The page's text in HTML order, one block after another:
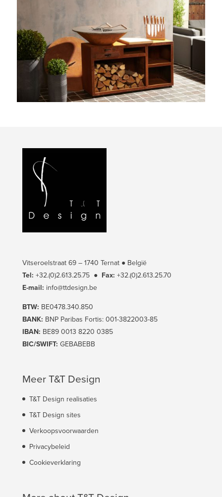
Vitseroelstraat 69 – 1740 Ternat ● België
Tel: +32.(0)2.613.25.75● Fax: +32.(0)2.613.25.70
E-mail: info@ttdesign.be
BTW: BE0478.340.850
BANK: BNP Paribas Fortis: 001-3822003-85
IBAN: BE89 0013 8220 0385
BIC/SWIFT: GEBABEBB
Meer T&T Design
T&T Design realisaties
T&T Design sites
Verkoopsvoorwaarden
Privacybeleid
Cookieverklaring